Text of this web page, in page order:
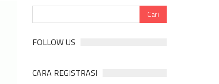
FOLLOW US
CARA REGISTRASI